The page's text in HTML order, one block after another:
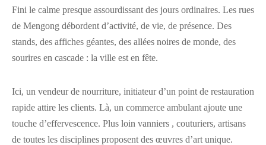
Fini le calme presque assourdissant des jours ordinaires. Les rues
de Mengong débordent d’activité, de vie, de présence. Des
stands, des affiches géantes, des allées noires de monde, des
sourires en cascade : la ville est en fête.
Ici, un vendeur de nourriture, initiateur d’un point de restauration
rapide attire les clients. Là, un commerce ambulant ajoute une
touche d’effervescence. Plus loin vanniers , couturiers, artisans
de toutes les disciplines proposent des œuvres d’art unique.